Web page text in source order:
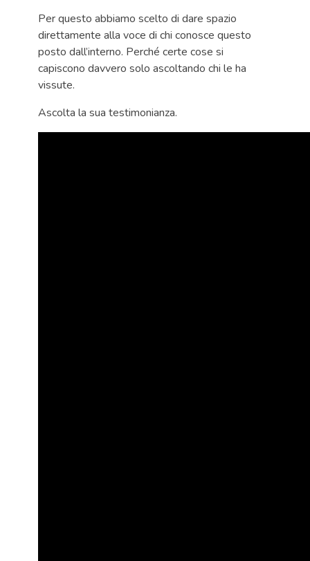
Per questo abbiamo scelto di dare spazio
direttamente alla voce di chi conosce questo
posto dall’interno. Perché certe cose si
capiscono davvero solo ascoltando chi le ha
vissute.
Ascolta la sua testimonianza.